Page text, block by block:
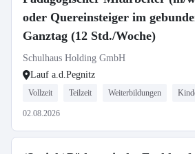
oder Quereinsteiger im
Ganztag (12 Std./Woche)
Schulhaus Holding GmbH
Lauf a.d.Pegnitz
Vollzeit Teilzeit Weiterbildungen
02.08.2026